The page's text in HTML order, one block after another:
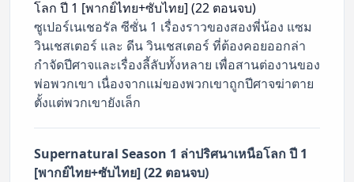
โลก ปี 1 [พากย์ไทย+ซับไทย] (22 ตอนจบ)
ซูเปอร์เนเชอรัล ซีซั่น 1 เรื่องราวของสองพี่น้อง แซม
วินเชสเตอร์ และ ดีน วินเชสเตอร์ ที่ต้องคอยออกล่า
กำจัดปีศาจและเรื่องลี้ลับทั้งหลาย เพื่อสานต่องานของ
พ่อพวกเขา เนื่องจากแม่ของพวกเขาถูกปีศาจฆ่าตาย
ตั้งแต่พวกเขายังเล็ก
Supernatural Season 1 ล่าปริศนาเหนือโลก ปี 1
[พากย์ไทย+ซับไทย] (22 ตอนจบ)